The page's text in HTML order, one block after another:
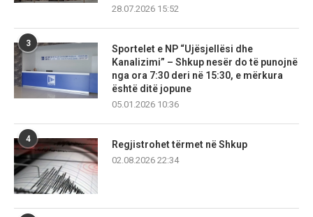
28.07.2026 15:52
3
Sportelet e NP “Ujësjellësi dhe
Kanalizimi” – Shkup nesër do të punojnë
nga ora 7:30 deri në 15:30, e mërkura
është ditë jopune
05.01.2026 10:36
4
Regjistrohet tërmet në Shkup
02.08.2026 22:34